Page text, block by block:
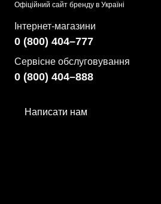
Офіційний сайт бренду в Україні
Інтернет-магазини
0 (800) 404–777
Сервісне обслуговування
0 (800) 404–888
Написати нам